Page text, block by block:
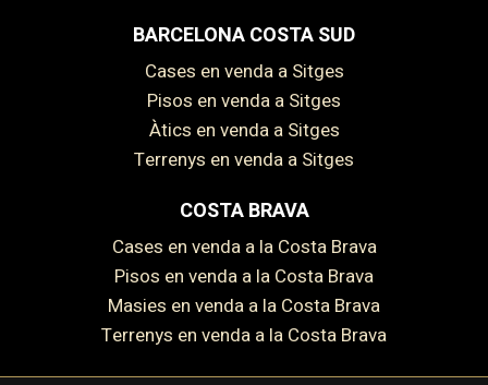
BARCELONA COSTA SUD
Cases en venda a Sitges
Pisos en venda a Sitges
Àtics en venda a Sitges
Terrenys en venda a Sitges
COSTA BRAVA
Cases en venda a la Costa Brava
Pisos en venda a la Costa Brava
Masies en venda a la Costa Brava
Terrenys en venda a la Costa Brava
Guardar configuració Acceptar totes